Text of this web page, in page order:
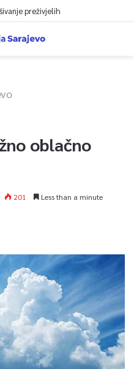
preživjelih
oblačno
201 Less than a minute